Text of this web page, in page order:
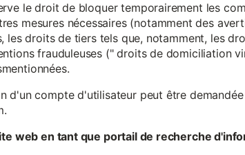
le droit de bloquer temporairement les
mesures nécessaires (notamment des
les droits de tiers tels que, notamment, les
frauduleuses (" droits de domiciliation
d'un compte d'utilisateur peut être
web en tant que portail de recherche